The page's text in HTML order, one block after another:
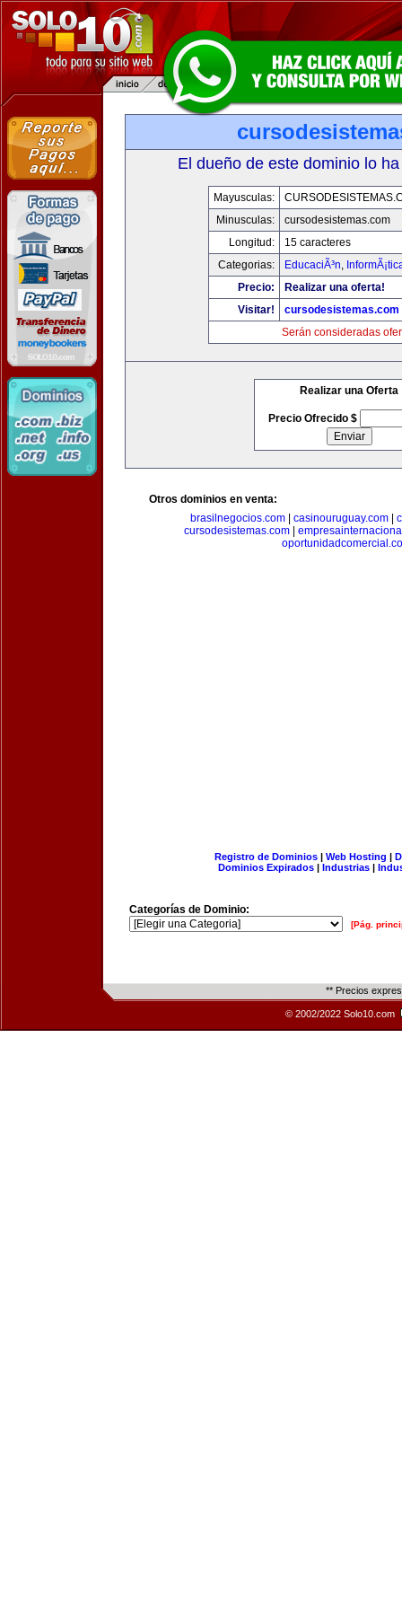
El dueño de este dominio lo
Mayusculas:
Minusculas:
cursodesistemas.com
Longitud:
15 caracteres
Categorias:
EducaciÃ³n,
Precio:
Realizar una oferta!
Visitar!
cursodesistemas.com
Serán consideradas
Realizar una Oferta
Precio Ofrecido $
Otros dominios en venta:
brasilnegocios.com| casinouruguay.com|
cursodesistemas.com
Registro de Dominios| Web Hosting |
Dominios Expirados | Industrias |
Categorías de Dominio:
[Pág.
** Precios
© 2002/2022 Solo10.com